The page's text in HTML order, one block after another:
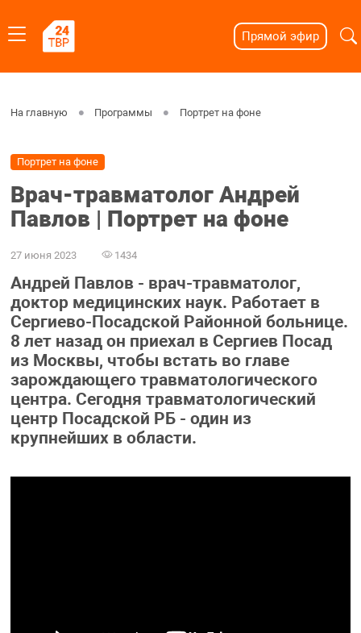
Прямой эфир
На главную Программы Портрет на фоне
Портрет на фоне
Врач-травматолог Андрей
Павлов | Портрет на фоне
27 июня 2023 1434
Андрей Павлов - врач-травматолог,
доктор медицинских наук. Работает в
Сергиево-Посадской Районной больнице.
8 лет назад он приехал в Сергиев Посад
из Москвы, чтобы встать во главе
зарождающего травматологического
центра. Сегодня травматологический
центр Посадской РБ - один из
крупнейших в области.